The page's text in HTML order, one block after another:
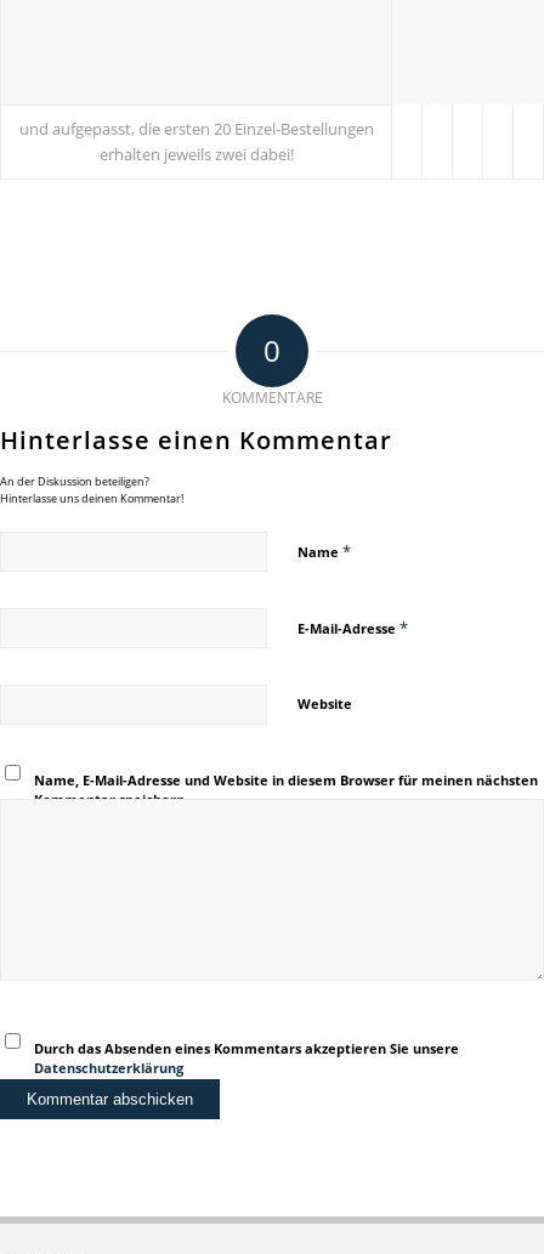
und aufgepasst, die ersten 20 Einzel-Bestellungen
erhalten jeweils zwei dabei!
0
KOMMENTARE
Hinterlasse einen Kommentar
An der Diskussion beteiligen?
Hinterlasse uns deinen Kommentar!
Name *
E-Mail-Adresse *
Website
Name, E-Mail-Adresse und Website in diesem Browser für meinen nächsten
Kommentar speichern.
Durch das Absenden eines Kommentars akzeptieren Sie unsere
Datenschutzerklärung